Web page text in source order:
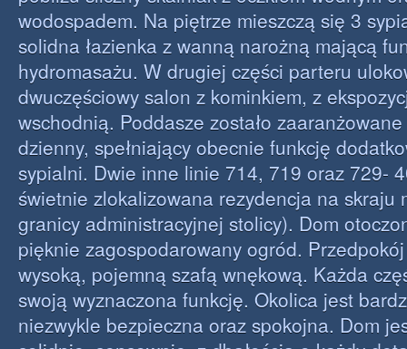
wodospadem. Na piętrze mieszczą się 3
solidna łazienka z wanną narożną mającą
hydromasażu. W drugiej części parteru
dwuczęściowy salon z kominkiem, z
wschodnią. Poddasze zostało
dzienny, spełniający obecnie funkcję
sypialni. Dwie inne linie 714, 719 oraz 729-
świetnie zlokalizowana rezydencja na skraju
granicy administracyjnej stolicy). Dom
pięknie zagospodarowany ogród.
wysoką, pojemną szafą wnękową. Każda
swoją wyznaczona funkcję. Okolica jest
niezwykle bezpieczna oraz spokojna. Dom